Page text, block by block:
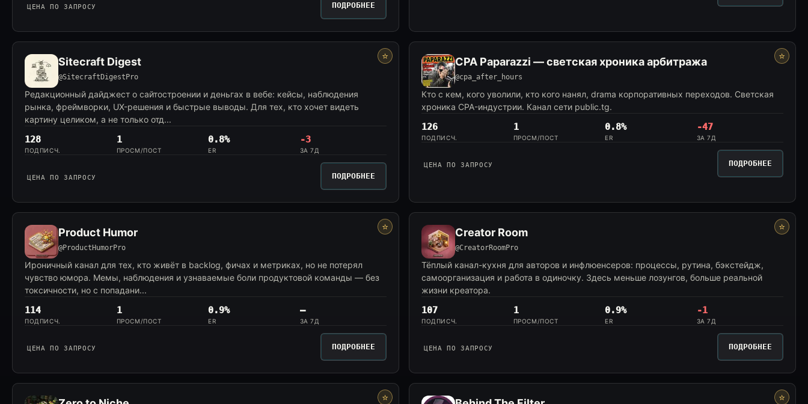
ЦЕНА ПО ЗАПРОСУ ПОДРОБНЕЕ
⭐
Sitecraft Digest
@SitecraftDigestPro
Редакционный дайджест о сайтостроении и деньгах в вебе: кейсы, наблюдения
рынка, фреймворки, UX-решения и быстрые выводы. Для тех, кто хочет видеть
картину целиком, а не только отд...
128
ПОДПИСЧ.
1
ПРОСМ/ПОСТ
0.8%
ER
-3
ЗА 7Д
ЦЕНА ПО ЗАПРОСУ ПОДРОБНЕЕ
⭐
CPA Paparazzi — светская хроника арбитража
@cpa_after_hours
Кто с кем, кого уволили, кто кого нанял, drama корпоративных переходов. Светская
хроника CPA-индустрии. Канал сети public.tg.
126
ПОДПИСЧ.
1
ПРОСМ/ПОСТ
0.8%
ER
-47
ЗА 7Д
ЦЕНА ПО ЗАПРОСУ ПОДРОБНЕЕ
⭐
Product Humor
@ProductHumorPro
Ироничный канал для тех, кто живёт в backlog, фичах и метриках, но не потерял
чувство юмора. Мемы, наблюдения и узнаваемые боли продуктовой команды — без
токсичности, но с попадани...
114
ПОДПИСЧ.
1
ПРОСМ/ПОСТ
0.9%
ER
—
ЗА 7Д
ЦЕНА ПО ЗАПРОСУ ПОДРОБНЕЕ
⭐
Creator Room
@CreatorRoomPro
Тёплый канал-кухня для авторов и инфлюенсеров: процессы, рутина, бэкстейдж,
самоорганизация и работа в одиночку. Здесь меньше лозунгов, больше реальной
жизни креатора.
107
ПОДПИСЧ.
1
ПРОСМ/ПОСТ
0.9%
ER
-1
ЗА 7Д
ЦЕНА ПО ЗАПРОСУ ПОДРОБНЕЕ
⭐ ⭐